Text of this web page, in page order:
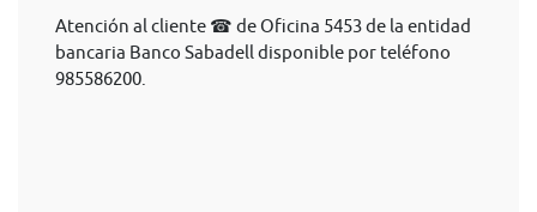
Atención al cliente ☎ de Oficina 5453 de la entidad
bancaria Banco Sabadell disponible por teléfono
985586200.